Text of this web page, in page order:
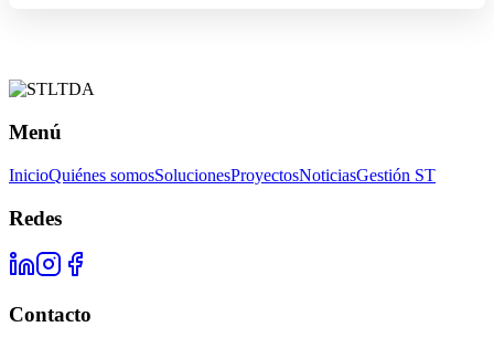
Menú
InicioQuiénes somosSolucionesProyectosNoticiasGestión ST
Redes
Contacto